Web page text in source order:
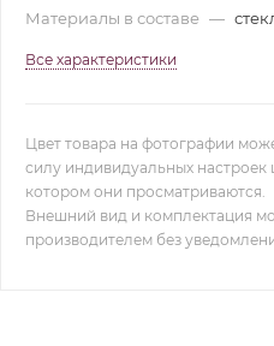
Материалы в составе —
Все характеристики
Цвет товара на фотографии
силу индивидуальных настроек
котором они просматриваются.
Внешний вид и комплектация
производителем без